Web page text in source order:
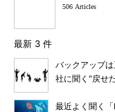
506 Articles
最新 3 件
バックアップ
社に聞く"戻せ
最近よく聞く